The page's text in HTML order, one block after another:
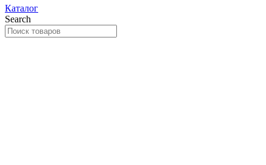
Каталог
Search